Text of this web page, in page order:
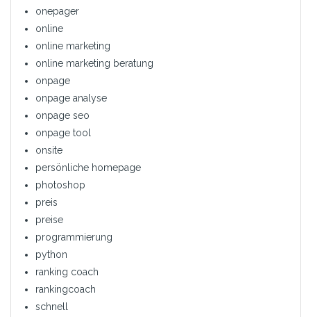
onepager
online
online marketing
online marketing beratung
onpage
onpage analyse
onpage seo
onpage tool
onsite
persönliche homepage
photoshop
preis
preise
programmierung
python
ranking coach
rankingcoach
schnell